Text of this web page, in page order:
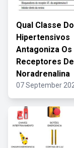
Qual Classe
Hipertensivos
Antagoniza Os
Receptores De
Noradrenalina
07 September